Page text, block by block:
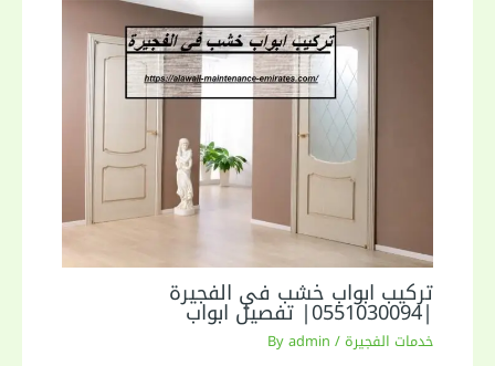
تركيب ابواب خشب في الفجيرة
|0551030094| تفصيل ابواب
خدمات الفجيرة / By
admin